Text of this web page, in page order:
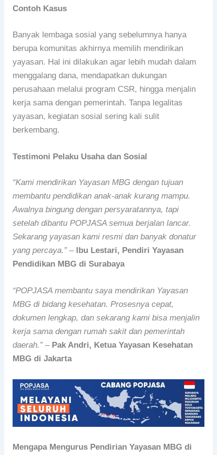
Contoh Kasus
Banyak lembaga sosial yang sebelumnya hanya
berupa komunitas akhirnya memilih mendirikan
yayasan. Hal ini dilakukan agar lebih mudah dalam
menggalang dana, mendapatkan dukungan
perusahaan melalui program CSR, hingga menjalin
kerja sama dengan pemerintah. Tanpa legalitas
yayasan, kegiatan sosial sering kali sulit
berkembang.
Testimoni Pelaku Usaha dan Sosial
“Kami mendirikan Yayasan MBG dengan tujuan
membantu pendidikan anak-anak kurang mampu.
Awalnya bingung dengan persyaratannya, tapi
setelah dibantu POPJASA semua berjalan lancar.
Sekarang yayasan kami resmi dan banyak donatur
yang percaya.”–
Ibu Lestari, Pendiri Yayasan
Pendidikan MBG di Surabaya
“POPJASA membantu saya mendirikan Yayasan
MBG di bidang kesehatan. Prosesnya cepat,
dokumen lengkap, dan sekarang kami bisa menjalin
kerja sama dengan rumah sakit dan pemerintah
daerah.”– Pak Andri, Ketua Yayasan Kesehatan
MBG di Jakarta
Mengapa Mengurus Pendirian Yayasan MBG di